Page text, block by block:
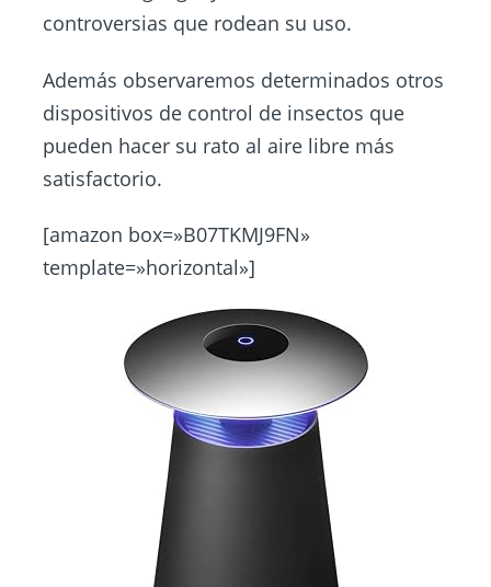
controversias que rodean su uso.
Además observaremos determinados otros
dispositivos de control de insectos que
pueden hacer su rato al aire libre más
satisfactorio.
[amazon box=»B07TKMJ9FN»
template=»horizontal»]